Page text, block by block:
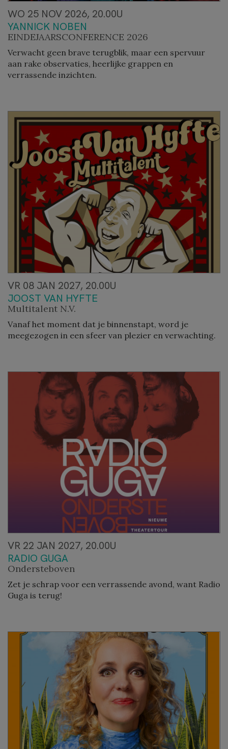
WO 25 NOV 2026, 20.00U
YANNICK NOBEN
EINDEJAARSCONFERENCE 2026
Verwacht geen brave terugblik, maar een spervuur
aan rake observaties, heerlijke grappen en
verrassende inzichten.
VR 08 JAN 2027, 20.00U
JOOST VAN HYFTE
Multitalent N.V.
Vanaf het moment dat je binnenstapt, word je
meegezogen in een sfeer van plezier en verwachting.
VR 22 JAN 2027, 20.00U
RADIO GUGA
Ondersteboven
Zet je schrap voor een verrassende avond, want Radio
Guga is terug!